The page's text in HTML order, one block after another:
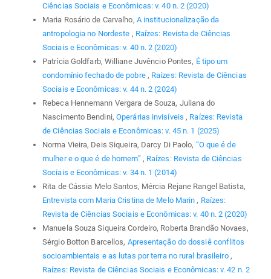
Ciências Sociais e Econômicas: v. 40 n. 2 (2020)
Maria Rosário de Carvalho, A institucionalização da
antropologia no Nordeste , Raízes: Revista de Ciências
Sociais e Econômicas: v. 40 n. 2 (2020)
Patrícia Goldfarb, Williane Juvêncio Pontes, É tipo um
condomínio fechado de pobre , Raízes: Revista de Ciências
Sociais e Econômicas: v. 44 n. 2 (2024)
Rebeca Hennemann Vergara de Souza, Juliana do
Nascimento Bendini, Operárias invisíveis , Raízes: Revista
de Ciências Sociais e Econômicas: v. 45 n. 1 (2025)
Norma Vieira, Deis Siqueira, Darcy Di Paolo, “O que é de
mulher e o que é de homem” , Raízes: Revista de Ciências
Sociais e Econômicas: v. 34 n. 1 (2014)
Rita de Cássia Melo Santos, Mércia Rejane Rangel Batista,
Entrevista com Maria Cristina de Melo Marin , Raízes:
Revista de Ciências Sociais e Econômicas: v. 40 n. 2 (2020)
Manuela Souza Siqueira Cordeiro, Roberta Brandão Novaes,
Sérgio Botton Barcellos, Apresentação do dossiê conflitos
socioambientais e as lutas por terra no rural brasileiro ,
Raízes: Revista de Ciências Sociais e Econômicas: v. 42 n. 2